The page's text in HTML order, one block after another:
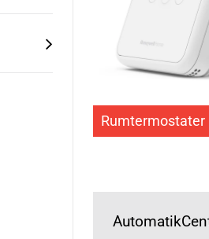
Rumtermostater